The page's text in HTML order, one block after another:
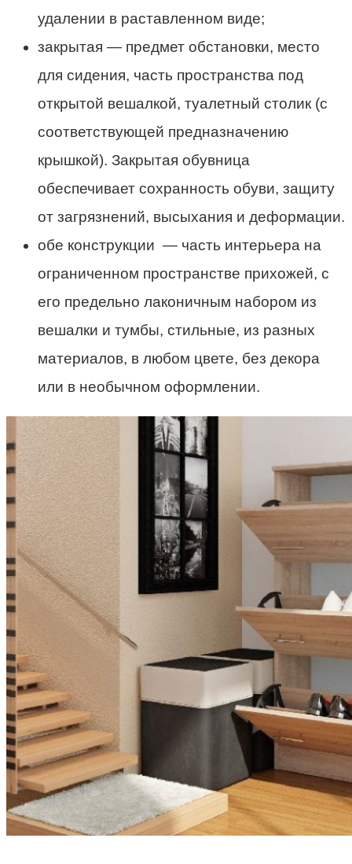
удалении в раставленном виде;
закрытая — предмет обстановки, место
для сидения, часть пространства под
открытой вешалкой, туалетный столик (с
соответствующей предназначению
крышкой). Закрытая обувница
обеспечивает сохранность обуви, защиту
от загрязнений, высыхания и деформации.
обе конструкции — часть интерьера на
ограниченном пространстве прихожей, с
его предельно лаконичным набором из
вешалки и тумбы, стильные, из разных
материалов, в любом цвете, без декора
или в необычном оформлении.